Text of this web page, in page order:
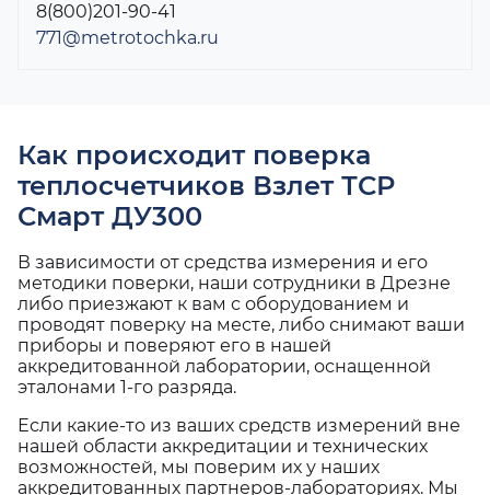
8(800)201-90-41
771@metrotochka.ru
Как происходит поверка
теплосчетчиков Взлет ТСР
Смарт ДУ300
В зависимости от средства измерения и его
методики поверки, наши сотрудники в Дрезне
либо приезжают к вам с оборудованием и
проводят поверку на месте, либо снимают ваши
приборы и поверяют его в нашей
аккредитованной лаборатории, оснащенной
эталонами 1-го разряда.
Если какие-то из ваших средств измерений вне
нашей области аккредитации и технических
возможностей, мы поверим их у наших
аккредитованных партнеров-лабораториях. Мы